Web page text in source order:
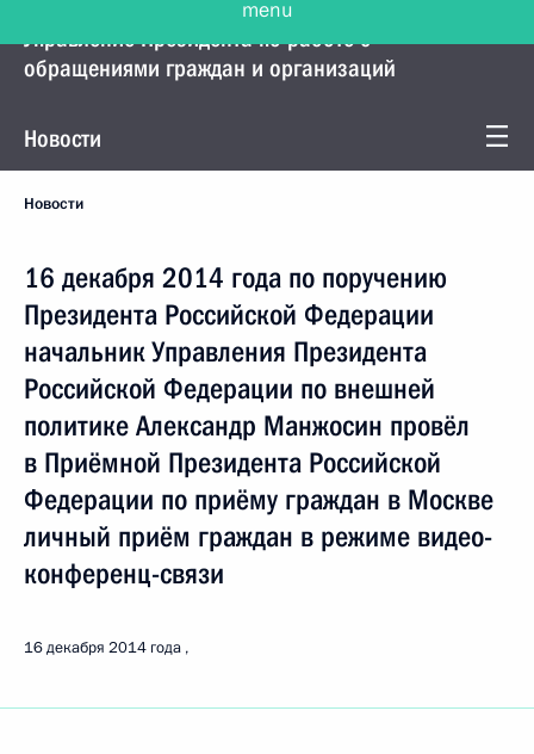
Управление Президента по работе с
обращениями граждан и организаций
Новости
Новости
16 декабря 2014 года по поручению
Президента Российской Федерации
начальник Управления Президента
Российской Федерации по внешней
политике Александр Манжосин провёл
в Приёмной Президента Российской
Федерации по приёму граждан в Москве
личный приём граждан в режиме видео-
конференц-связи
16 декабря 2014 года